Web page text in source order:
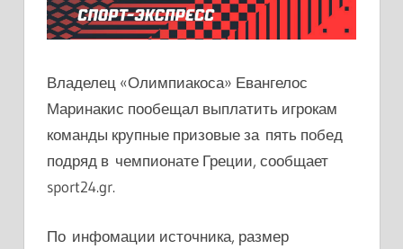
Владелец «Олимпиакоса» Евангелос
Маринакис пообещал выплатить игрокам
команды крупные призовые за пять побед
подряд в чемпионате Греции, сообщает
sport24.gr.
По инфомации источника, размер